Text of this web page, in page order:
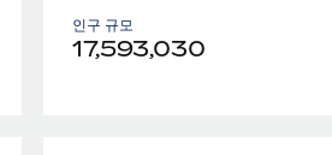
인구 규모
17,593,030